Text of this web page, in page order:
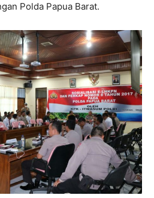
Polda Papua Barat.